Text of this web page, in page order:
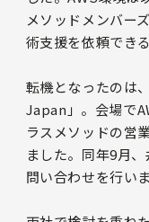
メソッドメンバー
術支援を依頼でき
転機となったのは
Japan」。会場で
ラスメソッドの営
ました。同年9月
問い合わせを行いま